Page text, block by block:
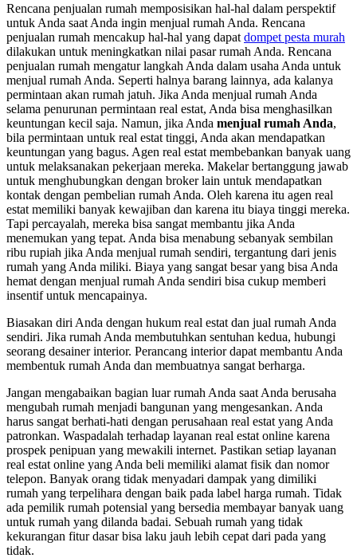
Rencana penjualan rumah memposisikan hal-hal dalam perspektif
untuk Anda saat Anda ingin menjual rumah Anda. Rencana
penjualan rumah mencakup hal-hal yang dapat dompet pesta murah
dilakukan untuk meningkatkan nilai pasar rumah Anda. Rencana
penjualan rumah mengatur langkah Anda dalam usaha Anda untuk
menjual rumah Anda. Seperti halnya barang lainnya, ada kalanya
permintaan akan rumah jatuh. Jika Anda menjual rumah Anda
selama penurunan permintaan real estat, Anda bisa menghasilkan
keuntungan kecil saja. Namun, jika Anda menjual rumah Anda,
bila permintaan untuk real estat tinggi, Anda akan mendapatkan
keuntungan yang bagus. Agen real estat membebankan banyak uang
untuk melaksanakan pekerjaan mereka. Makelar bertanggung jawab
untuk menghubungkan dengan broker lain untuk mendapatkan
kontak dengan pembelian rumah Anda. Oleh karena itu agen real
estat memiliki banyak kewajiban dan karena itu biaya tinggi mereka.
Tapi percayalah, mereka bisa sangat membantu jika Anda
menemukan yang tepat. Anda bisa menabung sebanyak sembilan
ribu rupiah jika Anda menjual rumah sendiri, tergantung dari jenis
rumah yang Anda miliki. Biaya yang sangat besar yang bisa Anda
hemat dengan menjual rumah Anda sendiri bisa cukup memberi
insentif untuk mencapainya.
Biasakan diri Anda dengan hukum real estat dan jual rumah Anda
sendiri. Jika rumah Anda membutuhkan sentuhan kedua, hubungi
seorang desainer interior. Perancang interior dapat membantu Anda
membentuk rumah Anda dan membuatnya sangat berharga.
Jangan mengabaikan bagian luar rumah Anda saat Anda berusaha
mengubah rumah menjadi bangunan yang mengesankan. Anda
harus sangat berhati-hati dengan perusahaan real estat yang Anda
patronkan. Waspadalah terhadap layanan real estat online karena
prospek penipuan yang mewakili internet. Pastikan setiap layanan
real estat online yang Anda beli memiliki alamat fisik dan nomor
telepon. Banyak orang tidak menyadari dampak yang dimiliki
rumah yang terpelihara dengan baik pada label harga rumah. Tidak
ada pemilik rumah potensial yang bersedia membayar banyak uang
untuk rumah yang dilanda badai. Sebuah rumah yang tidak
kekurangan fitur dasar bisa laku jauh lebih cepat dari pada yang
tidak.